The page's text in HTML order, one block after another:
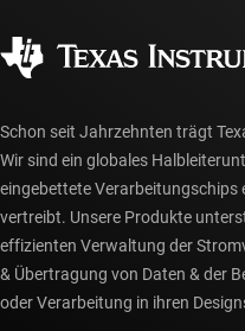
myTI-Konto FAQs
Schon seit Jahrzehnten trägt
Wir sind ein globales
eingebettete Verarbeitungschips
vertreibt. Unsere Produkte
effizienten Verwaltung der
& Übertragung von Daten & der
oder Verarbeitung in ihren